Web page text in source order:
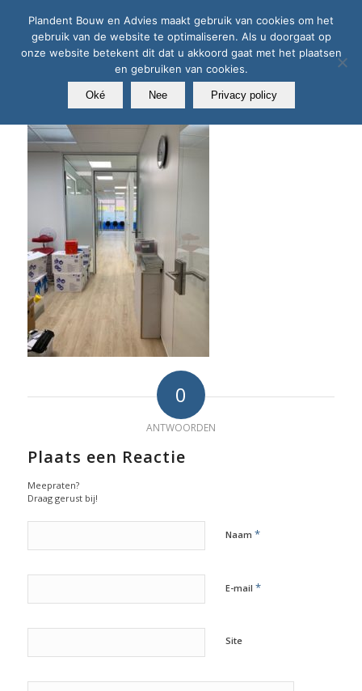
0
ANTWOORDEN
Plaats een Reactie
Meepraten?
Draag gerust bij!
Naam *
E-mail *
Site
Plandent Bouw en Advies maakt gebruik van cookies om het
gebruik van de website te optimaliseren. Als u doorgaat op
onze website betekent dit dat u akkoord gaat met het plaatsen
en gebruiken van cookies.
Oké Nee Privacy policy